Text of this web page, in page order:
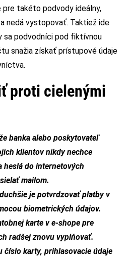
takéto podvody ideálny,
nedá vystopovať. Taktiež ide
sa podvodníci pod fiktívnou
snažia získať prístupové údaje
proti cielenými
banka alebo poskytovateľ
klientov nikdy nechce
heslá do internetových
mailom.
je potvrdzovať platby v
biometrických údajov.
karte v e-shope pre
radšej znovu vyplňovať.
číslo karty, prihlasovacie údaje